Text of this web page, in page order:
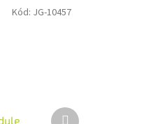
Kód: JG-10457
Další